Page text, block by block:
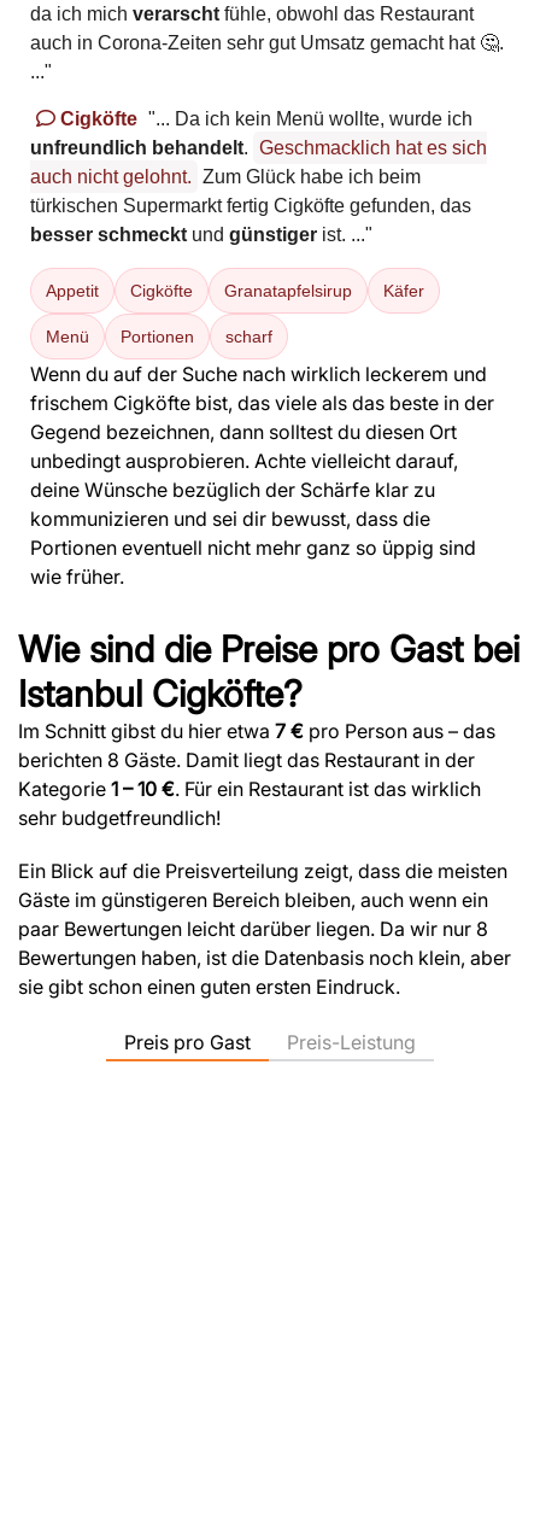
da ich mich verarscht fühle, obwohl das Restaurant
auch in Corona-Zeiten sehr gut Umsatz gemacht hat 🤔.
..."
Cigköfte "... Da ich kein Menü wollte, wurde ich
unfreundlich behandelt. Geschmacklich hat es sich
auch nicht gelohnt. Zum Glück habe ich beim
türkischen Supermarkt fertig Cigköfte gefunden, das
besser schmeckt und günstiger ist. ..."
Appetit Cigköfte Granatapfelsirup Käfer
Menü Portionen scharf
Wenn du auf der Suche nach wirklich leckerem und
frischem Cigköfte bist, das viele als das beste in der
Gegend bezeichnen, dann solltest du diesen Ort
unbedingt ausprobieren. Achte vielleicht darauf,
deine Wünsche bezüglich der Schärfe klar zu
kommunizieren und sei dir bewusst, dass die
Portionen eventuell nicht mehr ganz so üppig sind
wie früher.
Wie sind die Preise pro Gast bei
Istanbul Cigköfte?
Im Schnitt gibst du hier etwa 7 € pro Person aus – das
berichten 8 Gäste. Damit liegt das Restaurant in der
Kategorie 1 – 10 €. Für ein Restaurant ist das wirklich
sehr budgetfreundlich!
Ein Blick auf die Preisverteilung zeigt, dass die meisten
Gäste im günstigeren Bereich bleiben, auch wenn ein
paar Bewertungen leicht darüber liegen. Da wir nur 8
Bewertungen haben, ist die Datenbasis noch klein, aber
sie gibt schon einen guten ersten Eindruck.
Preis pro Gast Preis-Leistung